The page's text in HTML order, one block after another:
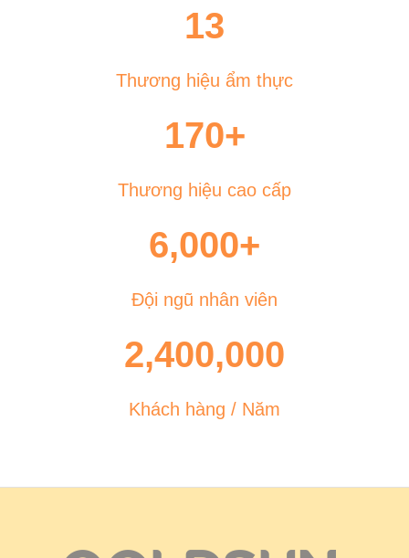
13
Thương hiệu ẩm thực
170+
Thương hiệu cao cấp
6,000+
Đội ngũ nhân viên
2,400,000
Khách hàng / Năm